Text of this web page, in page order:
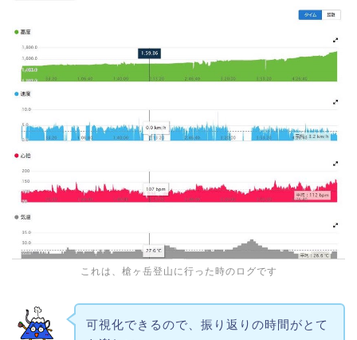
これは、槍ヶ岳登山に行った時のログです
可視化できるので、振り返りの時間がとて